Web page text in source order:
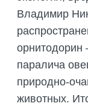
Владимир
орнитодорин
паралича
природно-
животных.